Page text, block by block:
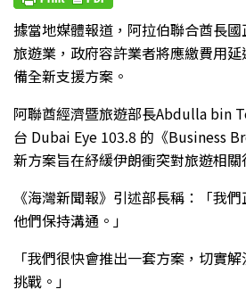
據當地媒體報道，阿拉伯聯合酋長
旅遊業，政府容許業者將應繳費用
備全新支援方案。
阿聯酋經濟暨旅遊部長Abdulla bin
台 Dubai Eye 103.8 的《Business
新方案旨在紓緩伊朗衝突對旅遊相關
《海灣新聞報》引述部長稱：「我
他們保持溝通。」
「我們很快會推出一套方案，切實
挑戰。」